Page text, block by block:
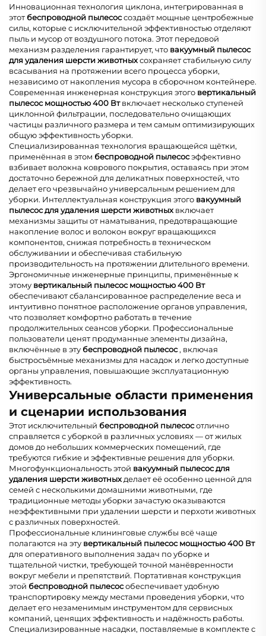
Инновационная технология циклона, интегрированная в
этотбеспроводной пылесоссоздаёт мощные центробежные
силы, которые с исключительной эффективностью отделяют
пыль и мусор от воздушного потока. Этот передовой
механизм разделения гарантирует, что вакуумный пылесос
для удаления шерсти животныхсохраняет стабильную силу
всасывания на протяжении всего процесса уборки,
независимо от накопления мусора в сборочном контейнере.
Современная инженерная конструкция этого вертикальный
пылесос мощностью 400 Втвключает несколько ступеней
циклонной фильтрации, последовательно очищающих
частицы различного размера и тем самым оптимизирующих
общую эффективность уборки.
Специализированная технология вращающейся щётки,
применённая в этом беспроводной пылесосэффективно
взбивает волокна коврового покрытия, оставаясь при этом
достаточно бережной для деликатных поверхностей, что
делает его чрезвычайно универсальным решением для
уборки. Интеллектуальная конструкция этого вакуумный
пылесос для удаления шерсти животныхвключает
механизмы защиты от наматывания, предотвращающие
накопление волос и волокон вокруг вращающихся
компонентов, снижая потребность в техническом
обслуживании и обеспечивая стабильную
производительность на протяжении длительного времени.
Эргономичные инженерные принципы, применённые к
этому вертикальный пылесос мощностью 400 Вт
обеспечивают сбалансированное распределение веса и
интуитивно понятное расположение органов управления,
что позволяет комфортно работать в течение
продолжительных сеансов уборки. Профессиональные
пользователи ценят продуманные элементы дизайна,
включённые в эту беспроводной пылесос, включая
быстросъёмные механизмы для насадок и легко доступные
органы управления, повышающие эксплуатационную
эффективность.
Универсальные области применения
и сценарии использования
Этот исключительный беспроводной пылесосотлично
справляется с уборкой в различных условиях — от жилых
домов до небольших коммерческих помещений, где
требуются гибкие и эффективные решения для уборки.
Многофункциональность этой вакуумный пылесос для
удаления шерсти животныхделает её особенно ценной для
семей с несколькими домашними животными, где
традиционные методы уборки зачастую оказываются
неэффективными при удалении шерсти и перхоти животных
с различных поверхностей.
Профессиональные клининговые службы всё чаще
полагаются на эту вертикальный пылесос мощностью 400 Вт
для оперативного выполнения задач по уборке и
тщательной чистки, требующей точной манёвренности
вокруг мебели и препятствий. Портативная конструкция
этой беспроводной пылесособеспечивает удобную
транспортировку между местами проведения уборки, что
делает его незаменимым инструментом для сервисных
компаний, ценящих эффективность и надёжность работы.
Специализированные насадки, поставляемые в комплекте с